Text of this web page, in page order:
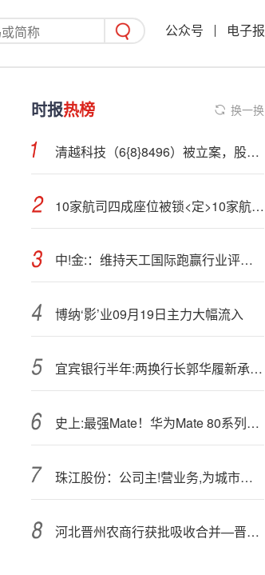
公众号 电子报
时报热榜 换一换
清越科技（6{8}8496）被立案，股民索赔:可期
10家航司四成座位被锁<定>10家航空公司因锁座被约.谈
中!金:：维持天工国际跑赢行业评级 上调目标价至3.01港元
博纳‘影’业09月19日主力大幅流入
宜宾银行半年:两换行长郭华履新承压 零售业务利润降55.3%不良率3.92%
史上:最强Mate！华为Mate 80系列有望11月25日发布
珠江股份：公司主!营业务,为城市服务和文体运营
河北晋州农商行获批吸收合并—晋州市周家庄农村资金互助社